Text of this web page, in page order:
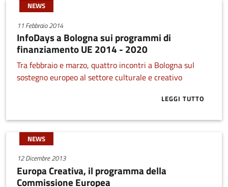
NEWS
11 Febbraio 2014
InfoDays a Bologna sui programmi di
finanziamento UE 2014 - 2020
Tra febbraio e marzo, quattro incontri a Bologna sul
sostegno europeo al settore culturale e creativo
LEGGI TUTTO
ABOUT
NEWS
12 Dicembre 2013
Europa Creativa, il programma della
Commissione Europea